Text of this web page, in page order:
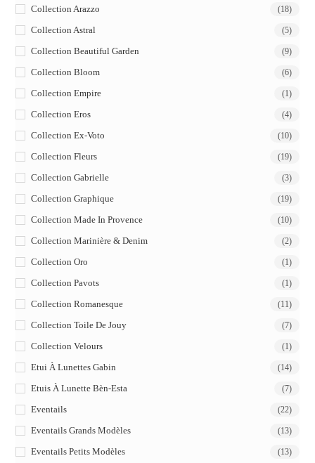
Collection Arazzo (18)
Collection Astral (5)
Collection Beautiful Garden (9)
Collection Bloom (6)
Collection Empire (1)
Collection Eros (4)
Collection Ex-Voto (10)
Collection Fleurs (19)
Collection Gabrielle (3)
Collection Graphique (19)
Collection Made In Provence (10)
Collection Marinière & Denim (2)
Collection Oro (1)
Collection Pavots (1)
Collection Romanesque (11)
Collection Toile De Jouy (7)
Collection Velours (1)
Etui À Lunettes Gabin (14)
Etuis À Lunette Bèn-Esta (7)
Eventails (22)
Eventails Grands Modèles (13)
Eventails Petits Modèles (13)